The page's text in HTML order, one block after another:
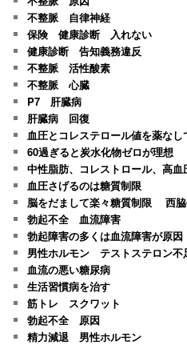
不整脈 自律神経
保険 健康診断 入れない
健康診断 告知義務違反
不整脈 活性酸素
不整脈 心臓
P7 肝臓病
肝臓病 回復
血圧とコレステロール値を薬な
60過ぎると炭水化物ゼロが理想
中性脂肪、コレストロール、高血
血圧さげるのは糖質制限
脳をだまして楽々糖質制限 西
勃起不全 血流障害
勃起障害の多くは血流障害が原因
男性ホルモン テストステロン不
血流の悪い糖尿病
生活習慣病を治す
筋トレ スクワット
勃起不全 原因
精力減退 男性ホルモン